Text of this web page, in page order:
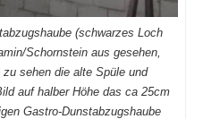
(schwarzes Loch
Schornstein aus gesehen,
sehen die alte Spüle und
auf halber Höhe das ca 25cm
Gastro-Dunstabzugshaube